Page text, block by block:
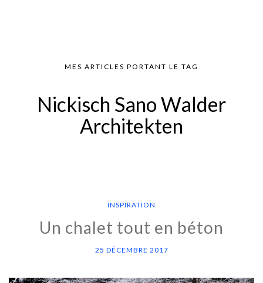
MES ARTICLES PORTANT LE TAG
Nickisch Sano Walder
Architekten
INSPIRATION
Un chalet tout en béton
25 DÉCEMBRE 2017